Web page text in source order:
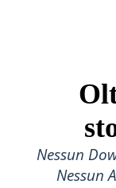
Nessun
Nessun